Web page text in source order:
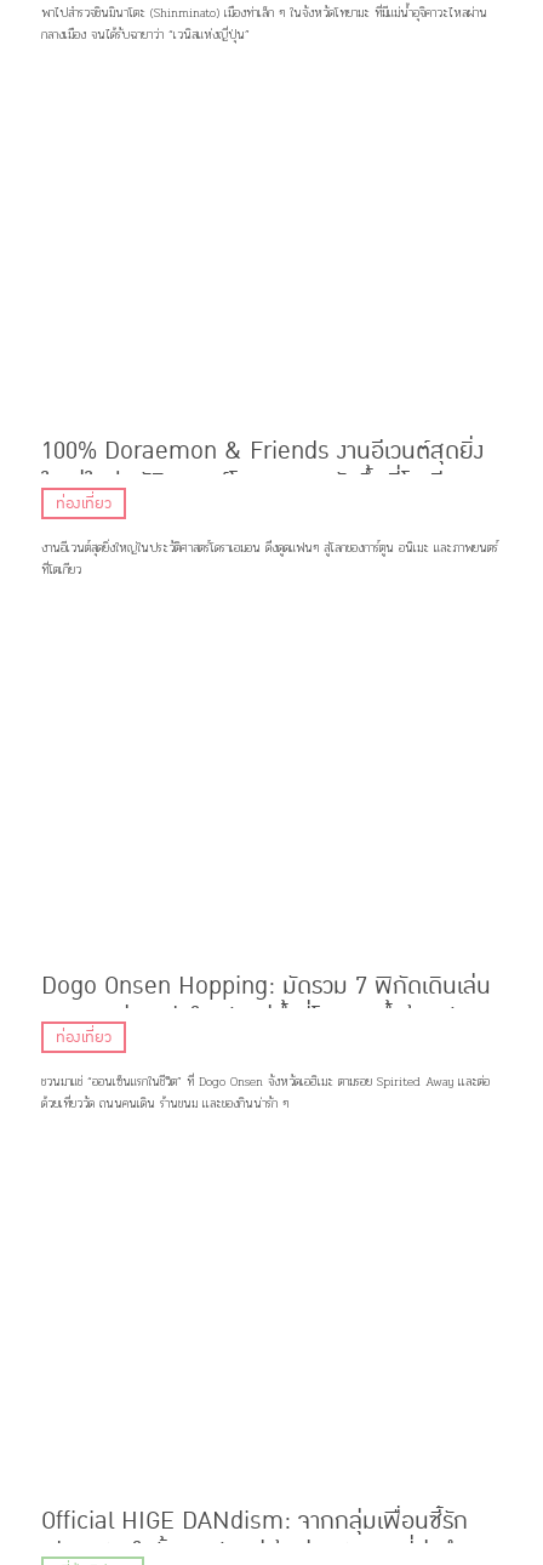
พาไปสำรวจชินมินาโตะ (Shinminato) เมืองท่าเล็ก ๆ ในจังหวัดโทยามะ ที่มีแม่น้ำอุจิคาวะไหลผ่าน
กลางเมือง จนได้รับฉายาว่า “เวนิสแห่งญี่ปุ่น”
100% Doraemon & Friends งานอีเวนต์สุดยิ่ง
ใหญ่ในประวัติศาสตร์โดราเอมอนจัดขึ้นที่โตเกียว
ท่องเที่ยว
งานอีเวนต์สุดยิ่งใหญ่ในประวัติศาสตร์โดราเอมอน ดึงดูดแฟนๆ สู่โลกของการ์ตูน อนิเมะ และภาพยนตร์
ที่โตเกียว
Dogo Onsen Hopping: มัดรวม 7 พิกัดเดินเล่น
กินของอร่อย ฮีลใจหลังแช่น้ำที่โรงอาบน้ำต้นฉบับ
Spirited Away
ท่องเที่ยว
ชวนมาแช่ “ออนเซ็นแรกในชีวิต” ที่ Dogo Onsen จังหวัดเอฮิเมะ ตามรอย Spirited Away เเละต่อ
ด้วยเที่ยววัด ถนนคนเดิน ร้านขนม เเละของกินน่ารัก ๆ
Official HIGE DANdism: จากกลุ่มเพื่อนซี้รัก
เสียงเพลงในรั้วมหาลัย สู่เจ้าพ่อเพลงฮิตที่มุ่งทำตาม